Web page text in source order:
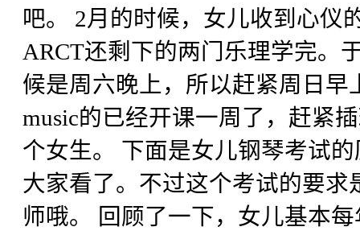
吧。 2月的时候，女儿收到心仪
ARCT还剩下的两门乐理学完。
候是周六晚上，所以赶紧周日
music的已经开课一周了，赶紧
个女生。 下面是女儿钢琴考试
大家看了。不过这个考试的要
师哦。 回顾了一下，女儿基本